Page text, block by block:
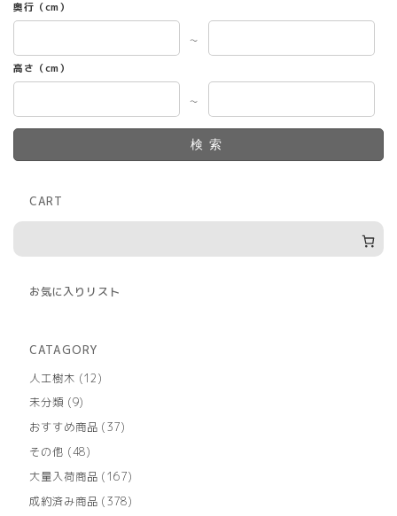
奥行（cm）
～
高さ（cm）
～
検索
CART
お気に入りリスト
CATAGORY
人工樹木
1212
商
未分類 99
の
商
おすすめ商品 3737
商
その他 4848
の
商
大量入荷商品 167167
の
成約済み商品 378378